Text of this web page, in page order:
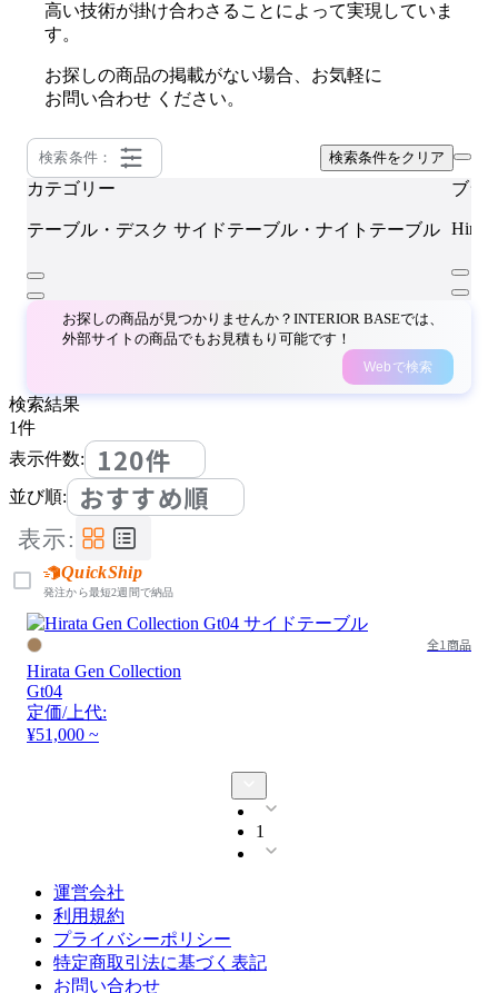
高い技術が掛け合わさることによって実現していま
す。
お探しの商品の掲載がない場合、お気軽に
お問い合わせ ください。
検索条件： 検索条件をクリア
カテゴリー
テーブル・デスク サイドテーブル・ナイトテーブル
ブラ
お探しの商品が見つかりませんか？INTERIOR BASEでは、
外部サイトの商品でもお見積もり可能です！
Webで検索
検索結果
1件
表示件数:
120件
並び順: おすすめ順
表示:
QuickShip
発注から最短2週間で納品
全1商品
Hirata Gen Collection
Gt04
定価/上代:
¥51,000 ~
1
運営会社
利用規約
プライバシーポリシー
特定商取引法に基づく表記
お問い合わせ